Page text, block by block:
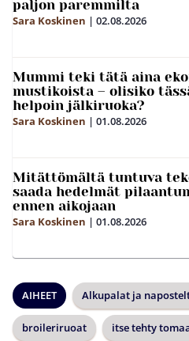
paljon paremmilta
Sara Koskinen | 02.08.2026
Mummi teki tätä aina
mustikoista – olisiko
helpoin jälkiruoka?
Sara Koskinen | 01.08.2026
Mitättömältä tuntuva
saada hedelmät
ennen aikojaan
Sara Koskinen | 01.08.2026
AIHEET Alkupalat ja
broileriruoat itse tehty